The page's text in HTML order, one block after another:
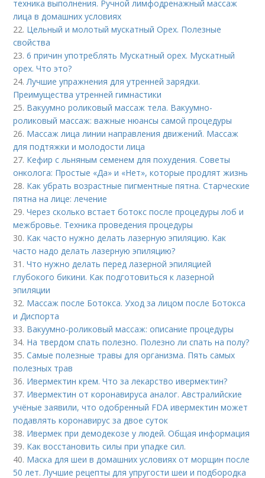
техника выполнения. Ручной лимфодренажный массаж
лица в домашних условиях
22. Цельный и молотый мускатный Орех. Полезные
свойства
23.6 причин употреблять Мускатный орех. Мускатный
орех. Что это?
24.Лучшие упражнения для утренней зарядки.
Преимущества утренней гимнастики
25. Вакуумно роликовый массаж тела. Вакуумно-
роликовый массаж: важные нюансы самой процедуры
26. Массаж лица линии направления движений. Массаж
для подтяжки и молодости лица
27. Кефир с льняным семенем для похудения. Советы
онколога: Простые «Да» и «Нет», которые продлят жизнь
28. Как убрать возрастные пигментные пятна. Старческие
пятна на лице: лечение
29.Через сколько встает ботокс после процедуры лоб и
межбровье. Техника проведения процедуры
30. Как часто нужно делать лазерную эпиляцию. Как
часто надо делать лазерную эпиляцию?
31.Что нужно делать перед лазерной эпиляцией
глубокого бикини. Как подготовиться к лазерной
эпиляции
32. Массаж после Ботокса. Уход за лицом после Ботокса
и Диспорта
33. Вакуумно-роликовый массаж: описание процедуры
34. На твердом спать полезно. Полезно ли спать на полу?
35.Самые полезные травы для организма. Пять самых
полезных трав
36. Ивермектин крем. Что за лекарство ивермектин?
37. Ивермектин от коронавируса аналог. Австралийские
учёные заявили, что одобренный FDA ивермектин может
подавлять коронавирус за двое суток
38. Ивермек при демодекозе у людей. Общая информация
39. Как восстановить силы при упадке сил.
40. Маска для шеи в домашних условиях от морщин после
50 лет. Лучшие рецепты для упругости шеи и подбородка